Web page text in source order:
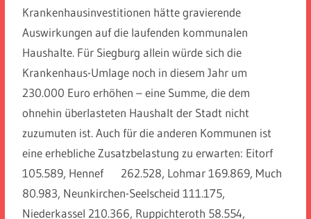
Krankenhausinvestitionen hätte gravierende
Auswirkungen auf die laufenden kommunalen
Haushalte. Für Siegburg allein würde sich die
Krankenhaus-Umlage noch in diesem Jahr um
230.000 Euro erhöhen – eine Summe, die dem
ohnehin überlasteten Haushalt der Stadt nicht
zuzumuten ist. Auch für die anderen Kommunen ist
eine erhebliche Zusatzbelastung zu erwarten: Eitorf
105.589, Hennef 262.528, Lohmar 169.869, Much
80.983, Neunkirchen-Seelscheid 111.175,
Niederkassel 210.366, Ruppichteroth 58.554,